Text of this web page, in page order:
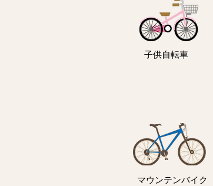
子供自転車
マウンテンバイク